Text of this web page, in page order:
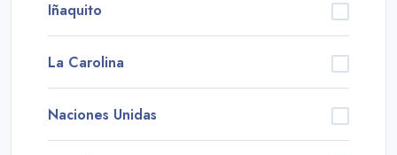
Iñaquito
La Carolina
Naciones Unidas